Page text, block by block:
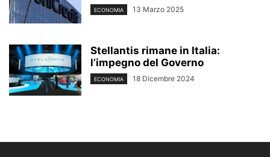
ECONOMIA 13 Marzo 2025
Stellantis rimane in Italia:
l’impegno del Governo
ECONOMIA 18 Dicembre 2024